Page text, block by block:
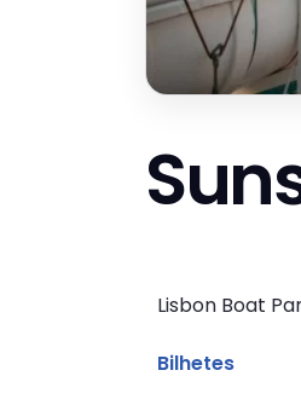
Lisbon Boat
Bilhetes